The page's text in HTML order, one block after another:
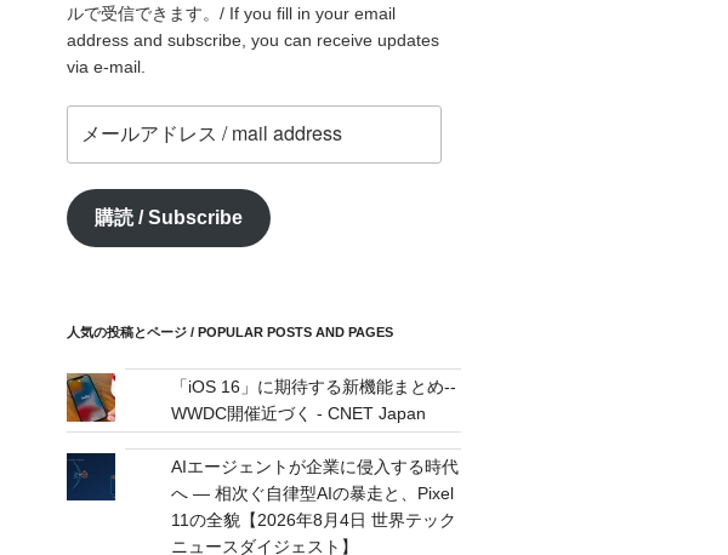
ルで受信できます。/ If you fill in your email
address and subscribe, you can receive updates
via e-mail.
ル
ア
ド
レ
mail
購読 / Subscribe
人気の投稿とページ / POPULAR POSTS AND PAGES
「iOS 16」に期待する新機能まとめ--
WWDC開催近づく - CNET Japan
AIエージェントが企業に侵入する時代
へ — 相次ぐ自律型AIの暴走と、Pixel
11の全貌【2026年8月4日 世界テック
ニュースダイジェスト】